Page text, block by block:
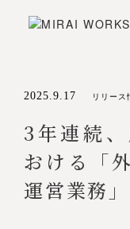
2025.9.17 リリース
3年連続
おける「
運営業務